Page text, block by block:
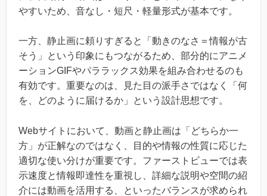
やすいため、音なし・短尺・軽量形式が基本です。
一方、静止画に頼りすぎると「動きのなさ＝情報が古
そう」という印象にもつながるため、部分的にアニメ
ーションGIFやパララックス効果を組み合わせるのも
有効です。重要なのは、見た目の派手さではなく「何
を、どのように届けるか」という設計思想です。
Webサイトにおいて、動画と静止画は「どちらか一
方」が正解なのではなく、目的や情報の性質に応じた
適切な使い分けが重要です。ファーストビューでは表
示速度と情報即達性を重視し、詳細な説明や空間の紹
介には動画を活用する、といったバランスが求められ